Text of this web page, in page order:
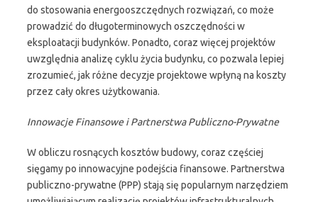
do stosowania energooszczędnych rozwiązań, co może
prowadzić do długoterminowych oszczędności w
eksploatacji budynków. Ponadto, coraz więcej projektów
uwzględnia analizę cyklu życia budynku, co pozwala lepiej
zrozumieć, jak różne decyzje projektowe wpłyną na koszty
przez cały okres użytkowania.
Innowacje Finansowe i Partnerstwa Publiczno-Prywatne
W obliczu rosnących kosztów budowy, coraz częściej
sięgamy po innowacyjne podejścia finansowe. Partnerstwa
publiczno-prywatne (PPP) stają się popularnym narzędziem